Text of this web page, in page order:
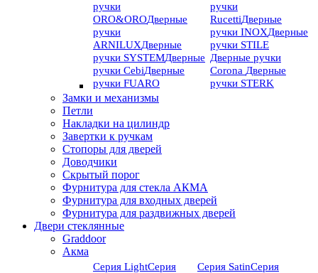
ручки
ORO&OROДверные
ручки
ARNILUXДверные
ручки SYSTEMДверные
ручки CebiДверные
ручки FUARO
ручки
RucettiДверные
ручки INOXДверные
ручки STILE
Дверные ручки
Corona Дверные
ручки STERK
Замки и механизмы
Петли
Накладки на цилиндр
Завертки к ручкам
Стопоры для дверей
Доводчики
Скрытый порог
Фурнитура для стекла АКМА
Фурнитура для входных дверей
Фурнитура для раздвижных дверей
Двери стеклянные
Graddoor
Акма
Серия LightСерия
Серия SatinСерия